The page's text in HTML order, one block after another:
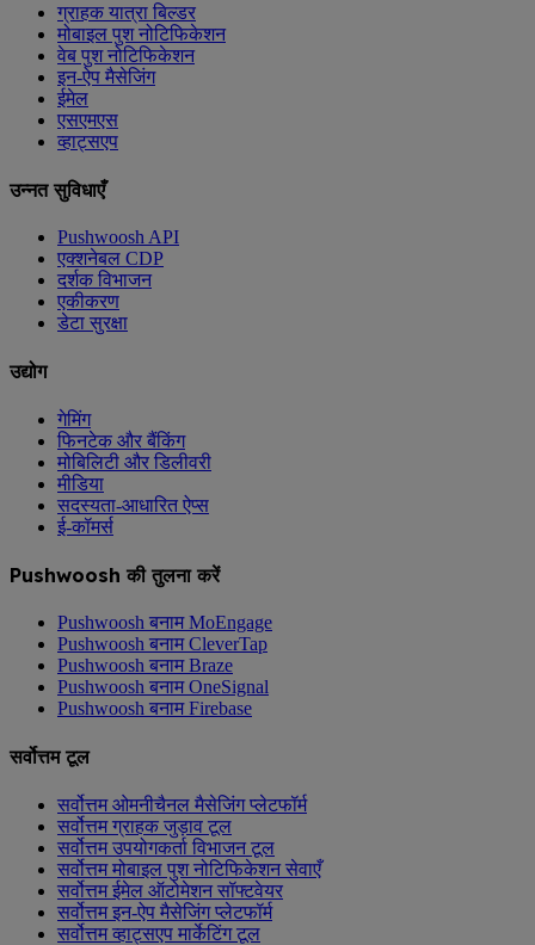
ग्राहक यात्रा बिल्डर
मोबाइल पुश नोटिफिकेशन
वेब पुश नोटिफिकेशन
इन-ऐप मैसेजिंग
ईमेल
एसएमएस
व्हाट्सएप
उन्नत सुविधाएँ
Pushwoosh API
एक्शनेबल CDP
दर्शक विभाजन
एकीकरण
डेटा सुरक्षा
उद्योग
गेमिंग
फिनटेक और बैंकिंग
मोबिलिटी और डिलीवरी
मीडिया
सदस्यता-आधारित ऐप्स
ई-कॉमर्स
Pushwoosh की तुलना करें
Pushwoosh बनाम MoEngage
Pushwoosh बनाम CleverTap
Pushwoosh बनाम Braze
Pushwoosh बनाम OneSignal
Pushwoosh बनाम Firebase
सर्वोत्तम टूल
सर्वोत्तम ओमनीचैनल मैसेजिंग प्लेटफॉर्म
सर्वोत्तम ग्राहक जुड़ाव टूल
सर्वोत्तम उपयोगकर्ता विभाजन टूल
सर्वोत्तम मोबाइल पुश नोटिफिकेशन सेवाएँ
सर्वोत्तम ईमेल ऑटोमेशन सॉफ्टवेयर
सर्वोत्तम इन-ऐप मैसेजिंग प्लेटफॉर्म
सर्वोत्तम व्हाट्सएप मार्केटिंग टूल